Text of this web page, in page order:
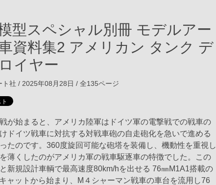
型スペシャル別冊 モデルアー
資料集2 アメリカン タンク デ
イヤー
ト社 / 2025年08月28日 / 全135ページ
が始まると、アメリカ陸軍はドイツ軍の電撃戦での戦車の
ドイツ戦車に対抗する対戦車砲の自走砲化を急いで進める
たのです。360度旋回可能な砲塔を装備し、機動性を重視し
薄くしたのがアメリカ軍の戦車駆逐車の特徴でした。この
新規設計車輌で最高速度80km/hを出せる 76㎜M1A1搭載の
ャットから始まり、M４シャーマン戦車の車台を流用し76